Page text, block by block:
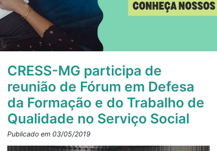
CRESS-MG participa de
reunião de Fórum em Defesa
da Formação e do Trabalho de
Qualidade no Serviço Social
Publicado em 03/05/2019